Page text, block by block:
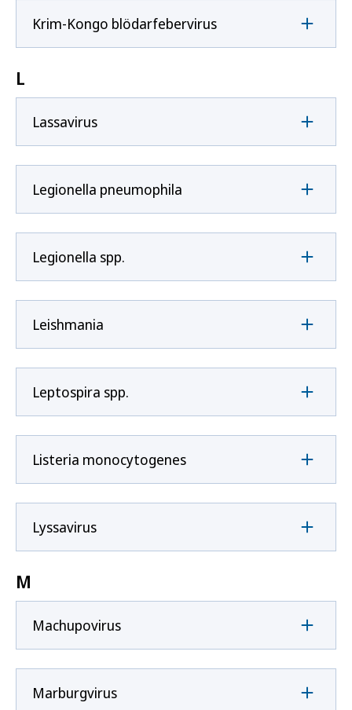
Krim-Kongo blödarfebervirus
L
Lassavirus
Legionella pneumophila
Legionella spp.
Leishmania
Leptospira spp.
Listeria monocytogenes
Lyssavirus
M
Machupovirus
Marburgvirus